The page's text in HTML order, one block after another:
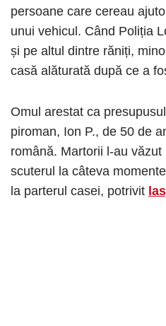
persoane care cereau
unui vehicul. Când Poliția
și pe altul dintre răniți,
casă alăturată după ce a
Omul arestat ca
piroman, Ion P., de 50 de
română. Martorii l-au
scuterul la câteva
la parterul casei, potrivit